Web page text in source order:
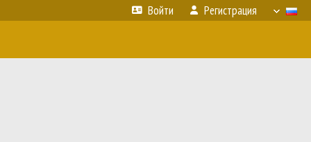
Войти Регистрация